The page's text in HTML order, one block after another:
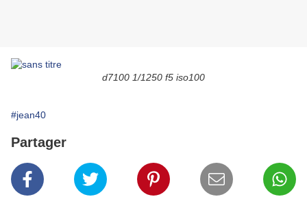
d7100 1/1250 f5 iso100
#jean40
Partager